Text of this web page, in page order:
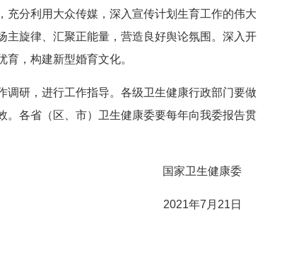
充分利用大众传媒，深入宣传计划生育工作的伟大
主旋律、汇聚正能量，营造良好舆论氛围。深入开
，构建新型婚育文化。
调研，进行工作指导。各级卫生健康行政部门要做
。各省（区、市）卫生健康委要每年向我委报告贯
国家卫生健康委
2021年7月21日